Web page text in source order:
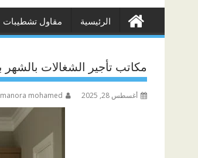
الرئيسية مقاول تشطيبات
مكاتب تأجير الشغالات بالشهر بالجبيل
أغسطس 28, 2025 manora mohamed